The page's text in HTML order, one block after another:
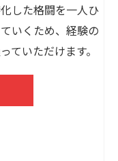
した格闘を一人ひ
いくため、経験の
ていただけます。